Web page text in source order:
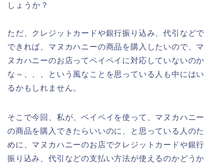
しょうか？
ただ、クレジットカードや銀行振り込み、代引などで
できれば、マヌカハニーの商品を購入したいので、マ
ヌカハニーのお店ってペイペイに対応していないのか
な～、、、という風なことを思っている人も中にはい
るかもしれません。
そこで今回、私が、ペイペイを使って、マヌカハニー
の商品を購入できたらいいのに、と思っている人のた
めに、マヌカハニーのお店でクレジットカードや銀行
振り込み、代引などの支払い方法が使えるのかどうか